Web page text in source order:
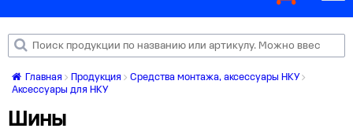
Главная Продукция
Средства монтажа, аксессуары НКУ
Аксессуары для НКУ
Шины